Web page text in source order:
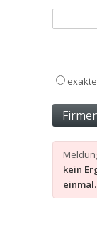
kein
einmal.